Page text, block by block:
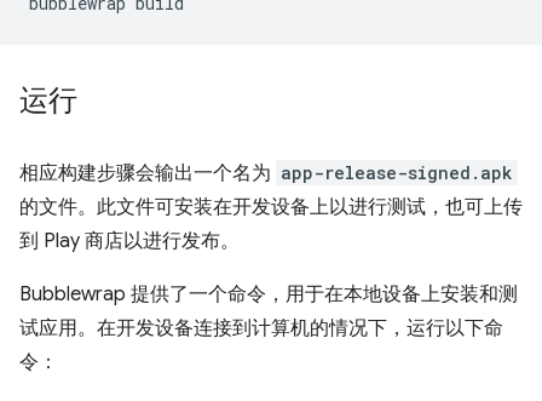
运行
相应构建步骤会输出一个名为 app-release-signed.apk
的文件。此文件可安装在开发设备上以进行测试，也可上传
到 Play 商店以进行发布。
Bubblewrap 提供了一个命令，用于在本地设备上安装和测
试应用。在开发设备连接到计算机的情况下，运行以下命
令：